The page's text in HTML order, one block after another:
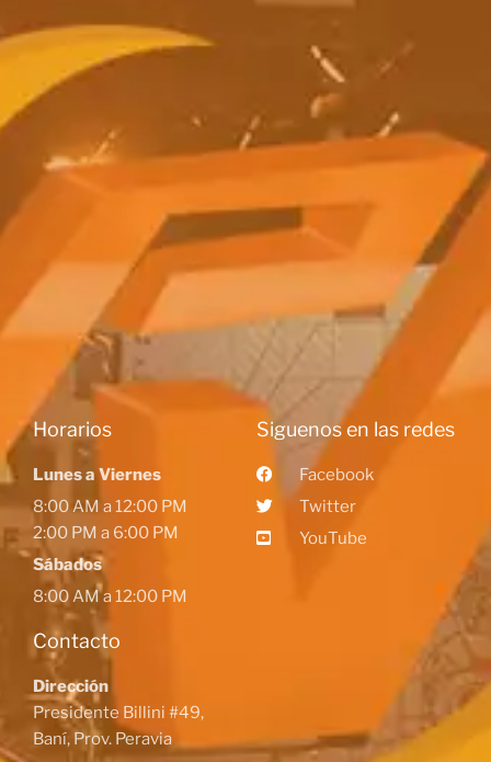
Horarios
Lunes a Viernes
8:00 AM a 12:00 PM
2:00 PM a 6:00 PM
Sábados
8:00 AM a 12:00 PM
Contacto
Dirección
Presidente Billini #49,
Baní, Prov. Peravia
Siguenos en las redes
Facebook
Twitter
YouTube